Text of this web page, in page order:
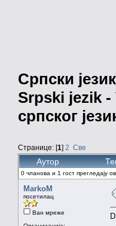
Српски
Srpski jezik
српског
Странице: [1] 2 Све
Аутор
0 чланова и 1 гост прегледају
MarkoM
посетилац
Ван мреже